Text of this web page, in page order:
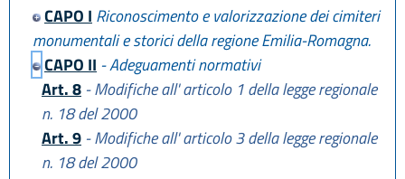
CAPO I Riconoscimento e valorizzazione dei cimiteri
monumentali e storici della regione Emilia-Romagna.
CAPO II - Adeguamenti normativi
Art. 8 - Modifiche all' articolo 1 della legge regionale
n. 18 del 2000
Art. 9 - Modifiche all' articolo 3 della legge regionale
n. 18 del 2000